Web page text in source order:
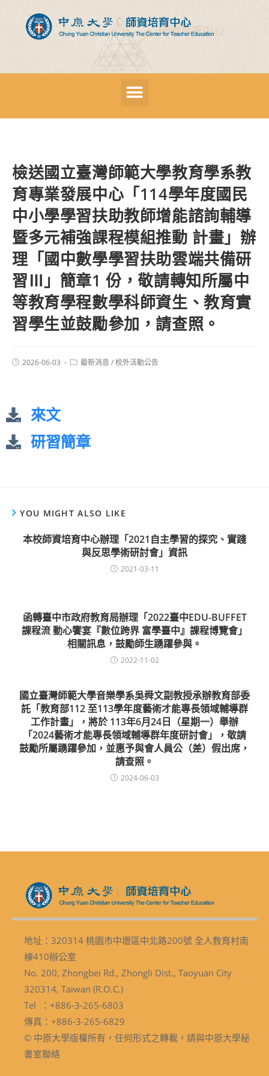
檢送國立臺灣師範大學教育學系教
育專業發展中心「114學年度國民
中小學學習扶助教師增能諮詢輔導
暨多元補強課程模組推動 計畫」辦
理「國中數學學習扶助雲端共備研
習Ⅲ」簡章1 份，敬請轉知所屬中
等教育學程數學科師資生、教育實
習學生並鼓勵參加，請查照。
2026-06-03 最新消息 /校外活動公告
來文
研習簡章
YOU MIGHT ALSO LIKE
本校師資培育中心辦理「2021自主學習的探究、實踐
與反思學術研討會」資訊
2021-03-11
函轉臺中市政府教育局辦理「2022臺中EDU-BUFFET
課程流 動心饗宴『數位跨界 富學臺中』課程博覽會」
相關訊息，鼓勵師生踴躍參與。
2022-11-02
國立臺灣師範大學音樂學系吳舜文副教授承辦教育部委
託「教育部112 至113學年度藝術才能專長領域輔導群
工作計畫」，將於 113年6月24日（星期一）舉辦
「2024藝術才能專長領域輔導群年度研討會」，敬請
鼓勵所屬踴躍參加，並惠予與會人員公（差）假出席，
請查照。
2024-06-03
地址：320314 桃園市中壢區中北路200號 全人教育村南
棟410辦公室
No. 200, Zhongbei Rd., Zhongli Dist., Taoyuan City
320314, Taiwan (R.O.C.)
Tel ：+886-3-265-6803
傳真：+886-3-265-6829
© 中原大學版權所有，任何形式之轉載，請與中原大學秘
書室聯絡